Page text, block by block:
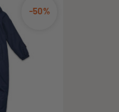
-50%